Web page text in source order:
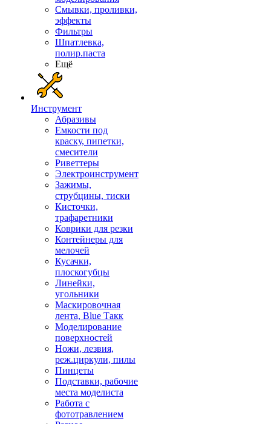
Смывки, проливки,
эффекты
Фильтры
Шпатлевка,
полир.паста
Ещё
Инструмент
Абразивы
Емкости под
краску, пипетки,
смесители
Риветтеры
Электроинструмент
Зажимы,
струбцины, тиски
Кисточки,
трафаретники
Коврики для резки
Контейнеры для
мелочей
Кусачки,
плоскогубцы
Линейки,
угольники
Маскировочная
лента, Blue Такк
Моделирование
поверхностей
Ножи, лезвия,
реж.циркули, пилы
Пинцеты
Подставки, рабочие
места моделиста
Работа с
фототравлением